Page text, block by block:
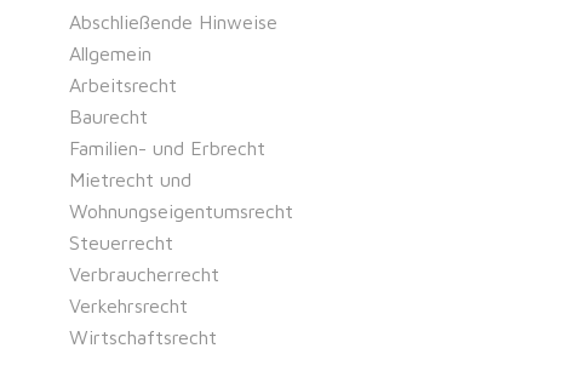
Abschließende Hinweise
Allgemein
Arbeitsrecht
Baurecht
Familien- und Erbrecht
Mietrecht und
Wohnungseigentumsrecht
Steuerrecht
Verbraucherrecht
Verkehrsrecht
Wirtschaftsrecht